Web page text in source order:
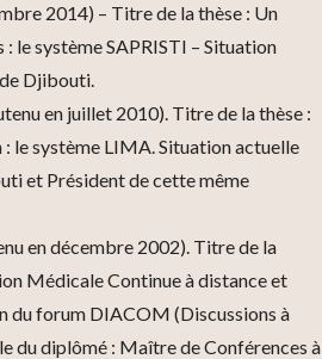
2014) – Titre de la thèse : Un
le système SAPRISTI – Situation
Djibouti.
en juillet 2010). Titre de la thèse :
le système LIMA. Situation actuelle
et Président de cette même
en décembre 2002). Titre de la
Médicale Continue à distance et
du forum DIACOM (Discussions à
du diplômé : Maître de Conférences à